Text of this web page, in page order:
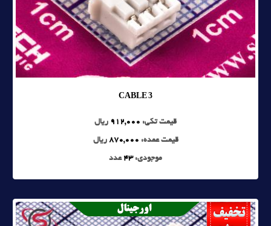
CABLE 3
قیمت تکی: 912,000 ریال
قیمت عمده: 870,000 ریال
موجودی:43 عدد